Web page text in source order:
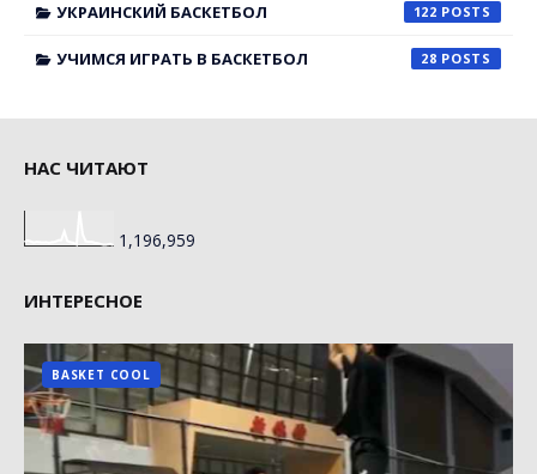
УКРАИНСКИЙ БАСКЕТБОЛ 122
УЧИМСЯ ИГРАТЬ В БАСКЕТБОЛ 28
НАС ЧИТАЮТ
1,196,959
ИНТЕРЕСНОЕ
BASKET COOL